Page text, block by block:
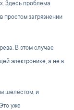
Здесь проблема
простом загрязнении
В этом случае
электронике, а не в
шелестом, и
уже